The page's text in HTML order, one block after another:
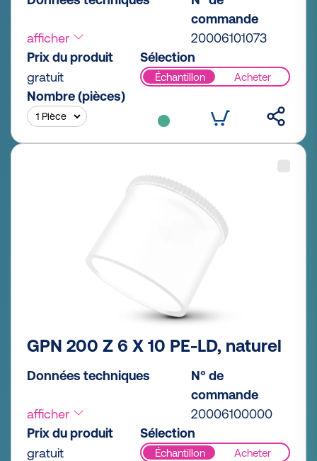
afficher
commande
20006101073
Prix du produit
gratuit
Sélection
Échantillon Acheter
Nombre (pièces)
GPN 200 Z 6 X 10 PE-LD, naturel
Données techniques
afficher
N° de
commande
20006100000
Prix du produit
gratuit
Sélection
Échantillon Acheter